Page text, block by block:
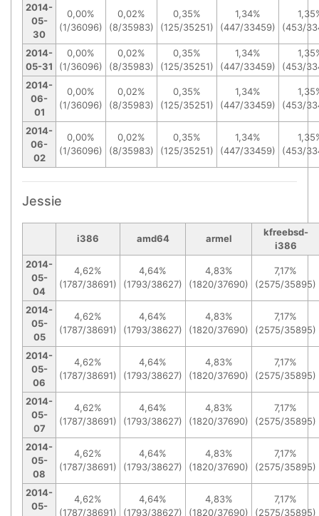
2014-
05-
30
0,00%
(1/36096)
0,02%
(8/35983)
0,35%
(125/35251)
1,34%
(447/33459)
(453/
2014-
05-31
0,00%
(1/36096)
0,02%
(8/35983)
0,35%
(125/35251)
1,34%
(447/33459)
(453/
2014-
06-
01
0,00%
(1/36096)
0,02%
(8/35983)
0,35%
(125/35251)
1,34%
(447/33459)
(453/
2014-
06-
02
0,00%
(1/36096)
0,02%
(8/35983)
0,35%
(125/35251)
1,34%
(447/33459)
(453/
Jessie
i386 amd64 armel
kfreebsd-
i386
2014-
05-
04
4,62%
(1787/38691)
4,64%
(1793/38627)
4,83%
(1820/37690)
7,17%
(2575/35895)
2014-
05-
05
4,62%
(1787/38691)
4,64%
(1793/38627)
4,83%
(1820/37690)
7,17%
(2575/35895)
2014-
05-
06
4,62%
(1787/38691)
4,64%
(1793/38627)
4,83%
(1820/37690)
7,17%
(2575/35895)
2014-
05-
07
4,62%
(1787/38691)
4,64%
(1793/38627)
4,83%
(1820/37690)
7,17%
(2575/35895)
2014-
05-
08
4,62%
(1787/38691)
4,64%
(1793/38627)
4,83%
(1820/37690)
7,17%
(2575/35895)
2014-
05-
4,62%
(1787/38691)
4,64%
(1793/38627)
4,83%
(1820/37690)
7,17%
(2575/35895)